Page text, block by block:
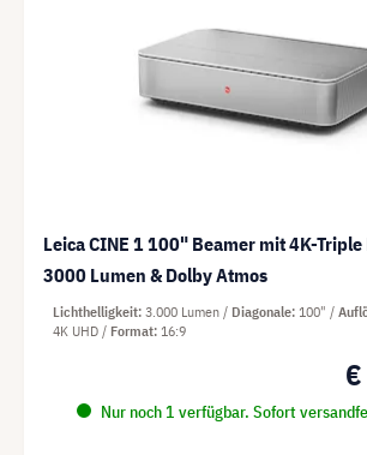
Leica CINE 1 100" Beamer mit 4K-Triple
3000 Lumen & Dolby Atmos
Nur noch 1 verfügbar. Sofort
Lichthelligkeit 3.000 Lumen Diagonale 100"
4K UHD
Format 16:9